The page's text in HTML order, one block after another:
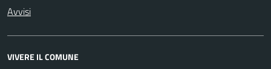
Avvisi
VIVERE IL COMUNE